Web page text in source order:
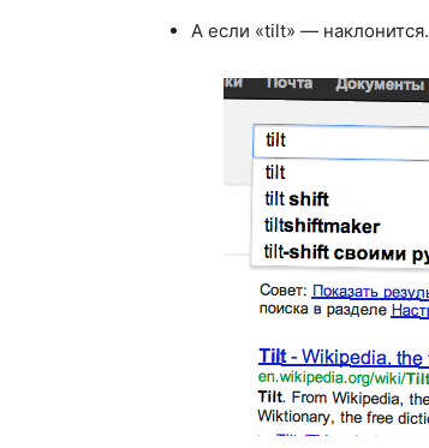
А если «tilt» — наклонится.